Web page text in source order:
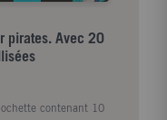
pirates. Avec 20
contenant 10